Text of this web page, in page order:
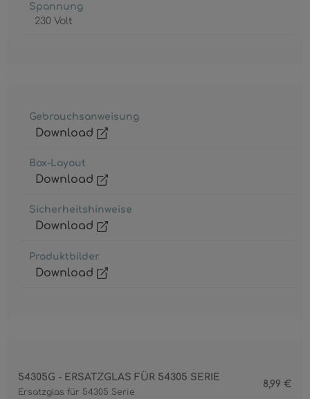
Spannung
230 Volt
Gebrauchsanweisung
Download
Box-Layout
Download
Sicherheitshinweise
Download
Produktbilder
Download
54305G - ERSATZGLAS FÜR 54305 SERIE
Ersatzglas für 54305 Serie
8,99 €